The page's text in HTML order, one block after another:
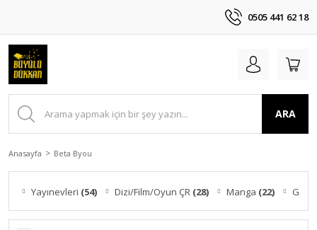
0505 441 62 18
ARA
Anasayfa Beta Byou
Yayınevleri (54) Dizi/Film/Oyun ÇR (28) Manga (22)